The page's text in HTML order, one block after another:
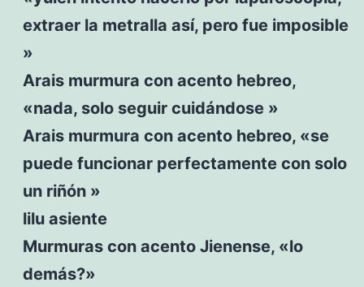
extraer la metralla así, pero fue imposible
»
Arais murmura con acento hebreo,
«nada, solo seguir cuidándose »
Arais murmura con acento hebreo, «se
puede funcionar perfectamente con solo
un riñón »
lilu asiente
Murmuras con acento Jienense, «lo
demás?»